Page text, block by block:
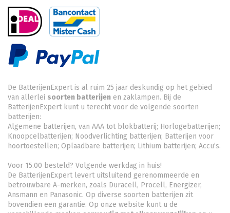
De BatterijenExpert is al ruim 25 jaar deskundig op het gebied
van allerlei soorten batterijen en zaklampen. Bij de
BatterijenExpert kunt u terecht voor de volgende soorten
batterijen:
Algemene batterijen, van AAA tot blokbatterij; Horlogebatterijen;
Knoopcelbatterijen; Noodverlichting batterijen; Batterijen voor
hoortoestellen; Oplaadbare batterijen; Lithium batterijen; Accu’s.
Voor 15.00 besteld? Volgende werkdag in huis!
De BatterijenExpert levert uitsluitend gerenommeerde en
betrouwbare A-merken, zoals Duracell, Procell, Energizer,
Ansmann en Panasonic. Op diverse soorten batterijen zit
bovendien een garantie. Op onze website kunt u de